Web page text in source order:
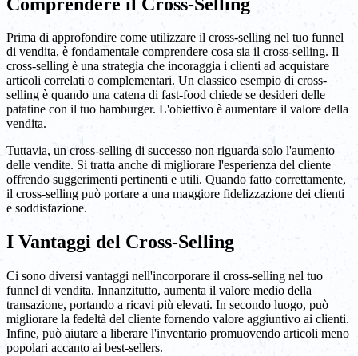
Prima di approfondire come utilizzare il cross-selling nel tuo funnel
di vendita, è fondamentale comprendere cosa sia il cross-selling. Il
cross-selling è una strategia che incoraggia i clienti ad acquistare
articoli correlati o complementari. Un classico esempio di cross-
selling è quando una catena di fast-food chiede se desideri delle
patatine con il tuo hamburger. L'obiettivo è aumentare il valore della
vendita.
Tuttavia, un cross-selling di successo non riguarda solo l'aumento
delle vendite. Si tratta anche di migliorare l'esperienza del cliente
offrendo suggerimenti pertinenti e utili. Quando fatto correttamente,
il cross-selling può portare a una maggiore fidelizzazione dei clienti
e soddisfazione.
I Vantaggi del Cross-Selling
Ci sono diversi vantaggi nell'incorporare il cross-selling nel tuo
funnel di vendita. Innanzitutto, aumenta il valore medio della
transazione, portando a ricavi più elevati. In secondo luogo, può
migliorare la fedeltà del cliente fornendo valore aggiuntivo ai clienti.
Infine, può aiutare a liberare l'inventario promuovendo articoli meno
popolari accanto ai best-sellers.